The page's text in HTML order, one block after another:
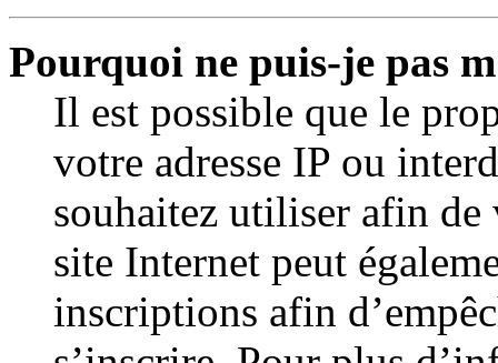
Pourquoi ne puis-je pas
Il est possible que le
votre adresse IP ou
souhaitez utiliser afin
site Internet peut
inscriptions afin